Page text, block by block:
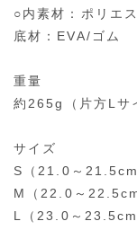
○内素材：ポリエ
底材：EVA/ゴム
重量
約265g（片方Lサ
サイズ
S（21.0～21.5cm
M（22.0～22.5cm
L（23.0～23.5cm